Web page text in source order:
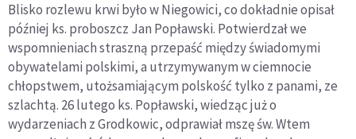
Blisko rozlewu krwi było w Niegowici, co dokładnie opisał
później ks. proboszcz Jan Popławski. Potwierdzał we
wspomnieniach straszną przepaść między świadomymi
obywatelami polskimi, a utrzymywanym w ciemnocie
chłopstwem, utożsamiającym polskość tylko z panami, ze
szlachtą. 26 lutego ks. Popławski, wiedząc już o
wydarzeniach z Grodkowic, odprawiał mszę św. Wtem